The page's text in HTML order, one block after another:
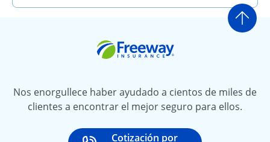
Ir
Nos enorgullece haber ayudado a cientos de miles de
clientes a encontrar el mejor seguro para ellos.
Cotización por